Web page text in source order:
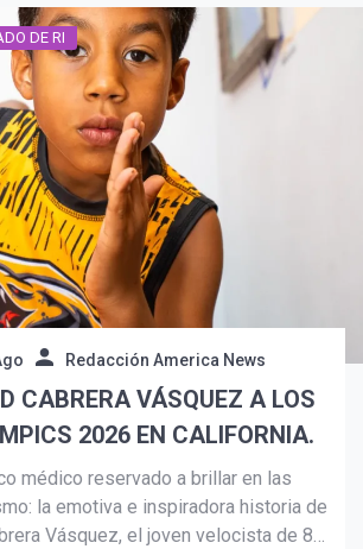
DE RI
Redacción America News
CABRERA VÁSQUEZ A LOS
2026 EN CALIFORNIA.
médico reservado a brillar en las
la emotiva e inspiradora historia de
Vásquez, el joven velocista de 8